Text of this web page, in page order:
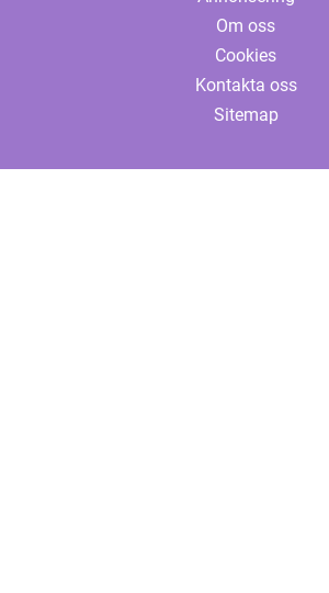
Om oss
Cookies
Kontakta oss
Sitemap